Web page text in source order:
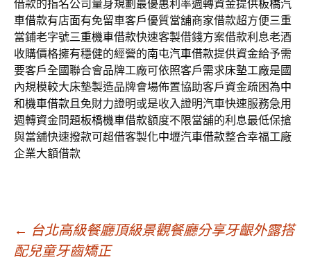
借款的指名公司量身規劃最優惠利率週轉資金提供板橋汽
車借款有店面有免留車客戶優質當舖商家借款超方便三重
當鋪老字號三重機車借款快速客製借錢方案借款利息老酒
收購價格擁有穩健的經營的南屯汽車借款提供資金給予需
要客戶全國聯合會品牌工廠可依照客戶需求床墊工廠是國
內規模較大床墊製造品牌會場佈置協助客戶資金疏困為中
和機車借款且免財力證明或是收入證明汽車快速服務急用
週轉資金問題板橋機車借款額度不限當舖的利息最低保搶
與當舖快速撥款可超借客製化中壢汽車借款整合幸福工廠
企業大額借款
文
← 台北高級餐廳頂級景觀餐廳分享牙齦外露搭
配兒童牙齒矯正